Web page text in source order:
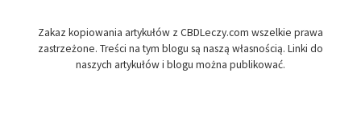
Zakaz kopiowania artykułów z CBDLeczy.com wszelkie prawa
zastrzeżone. Treści na tym blogu są naszą własnością. Linki do
naszych artykułów i blogu można publikować.